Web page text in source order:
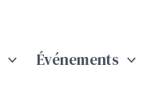
Événements